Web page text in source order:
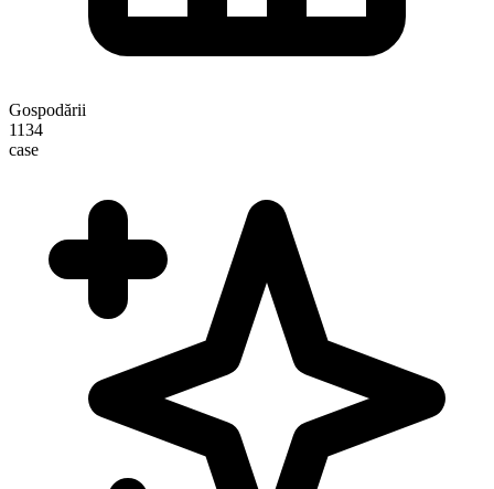
Gospodării
1134
case